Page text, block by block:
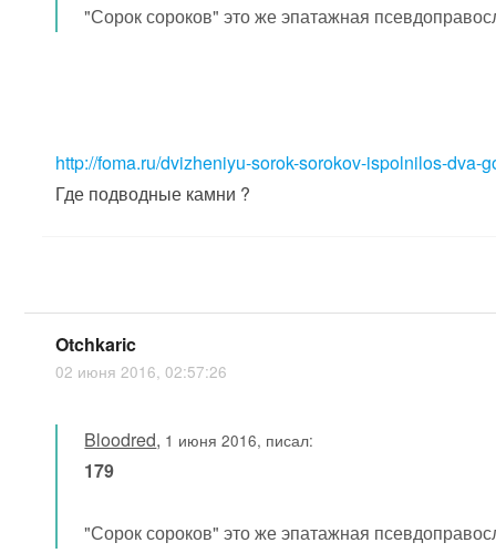
"Сорок сороков" это же эпатажная
http://foma.ru/dvizheniyu-sorok-sorokov-ispolnilos-dva-
Где подводные камни ?
Otchkaric
02 июня 2016, 02:57:26
Bloodred, 1 июня 2016, писал:
179
"Сорок сороков" это же эпатажная